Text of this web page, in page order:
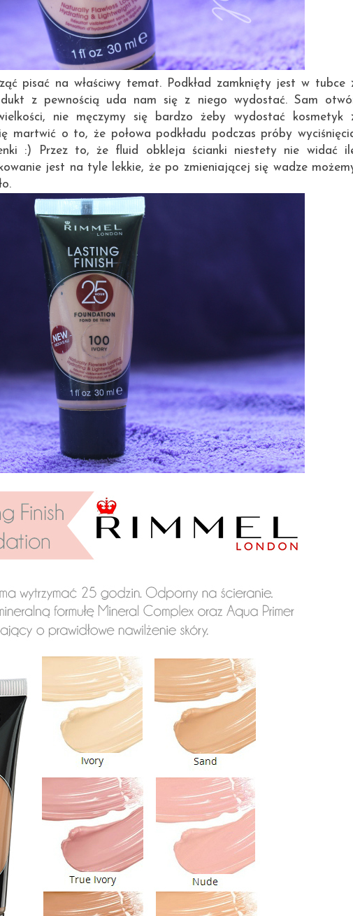
pisać na właściwy temat. Podkład zamknięty jest w tubce
z pewnością uda nam się z niego wydostać. Sam
nie męczymy się bardzo żeby wydostać kosmetyk
martwić o to, że połowa podkładu podczas próby
:) Przez to, że fluid obkleja ścianki niestety nie widać
jest na tyle lekkie, że po zmieniającej się wadze